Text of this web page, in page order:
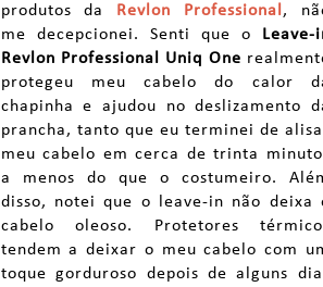
produtos da Revlon Professional ,
me decepcionei. Senti que o Leave-
Revlon Professional Uniq One
protegeu meu cabelo do calor
chapinha e ajudou no deslizamento
prancha, tanto que eu terminei de
meu cabelo em cerca de trinta
a menos do que o costumeiro.
disso, notei que o leave-in não deixa
cabelo oleoso. Protetores
tendem a deixar o meu cabelo com
toque gorduroso depois de alguns